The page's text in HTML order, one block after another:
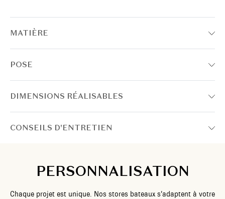
MATIÈRE
POSE
DIMENSIONS RÉALISABLES
CONSEILS D'ENTRETIEN
PERSONNALISATION
Chaque projet est unique. Nos stores bateaux s’adaptent à votre